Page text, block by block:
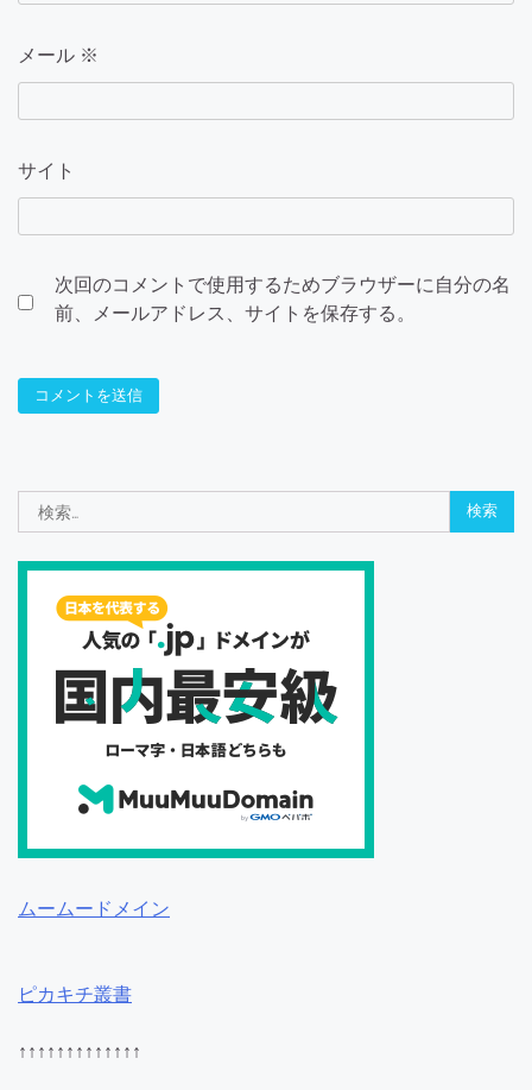
メール ※
サイト
次回のコメントで使用するためブラウザーに自分の名
前、メールアドレス、サイトを保存する。
索:
ムームードメイン
ピカキチ叢書
↑↑↑↑↑↑↑↑↑↑↑↑↑